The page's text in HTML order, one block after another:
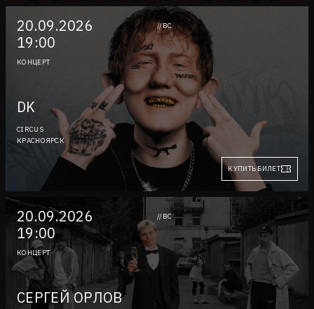
20.09.2026
19:00
//ВС
КОНЦЕРТ
DK
CIRCUS
КРАСНОЯРСК
КУПИТЬ БИЛЕТ
20.09.2026
19:00
//ВС
КОНЦЕРТ
СЕРГЕЙ ОРЛОВ